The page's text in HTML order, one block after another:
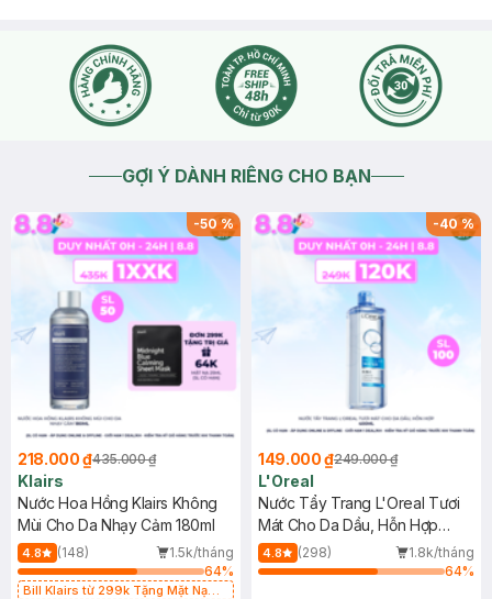
GỢI Ý DÀNH RIÊNG CHO BẠN
-50%
218.000 ₫435.000 ₫
Klairs
Nước Hoa Hồng Klairs Không
Mùi Cho Da Nhạy Cảm 180ml
4.8 (148)
1.5k/tháng
64%
Bill Klairs từ 299k Tặng Mặt Nạ
-40%
149.000 ₫249.000 ₫
L'Oreal
Nước Tẩy Trang L'Oreal Tươi
Mát Cho Da Dầu, Hỗn Hợp
400ml
4.8 (298)
1.8k/tháng
64%